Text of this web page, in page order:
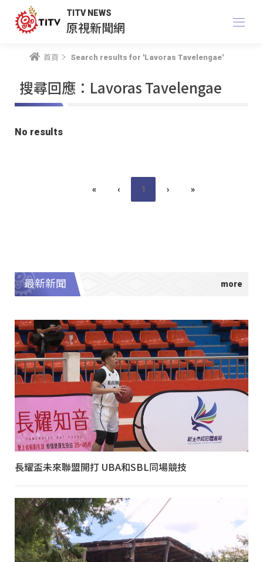
TITV NEWS
原視新聞網
首頁 Search results for 'Lavoras Tavelengae'
搜尋回應：Lavoras Tavelengae
No results
« ‹ 1 › »
最新新聞
長耀盃未來聯盟開打 UBA和SBL同場競技